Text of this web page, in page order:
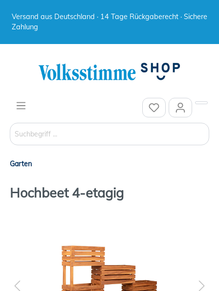
Versand aus Deutschland · 14 Tage Rückgaberecht · Sichere
Zahlung
Garten
Hochbeet 4-etagig